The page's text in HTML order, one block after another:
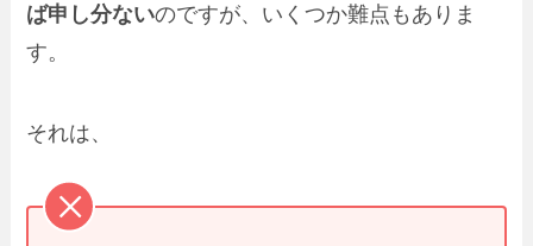
ば申し分ないのですが、いくつか難点もありま
す。
それは、